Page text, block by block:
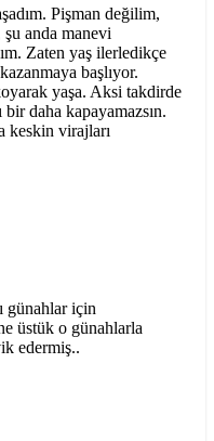
Pişman değilim,
şu anda manevi
Zaten yaş ilerledikçe
başlıyor.
yaşa. Aksi takdirde
daha kapayamazsın.
keskin virajları
günahlar için
üstük o günahlarla
edermiş..